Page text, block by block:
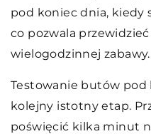
pod koniec dnia, kiedy
co pozwala
wielogodzinnej zabawy.
Testowanie butów
kolejny istotny etap.
poświęcić kilka minut